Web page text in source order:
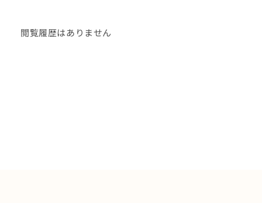
閲覧履歴はありません